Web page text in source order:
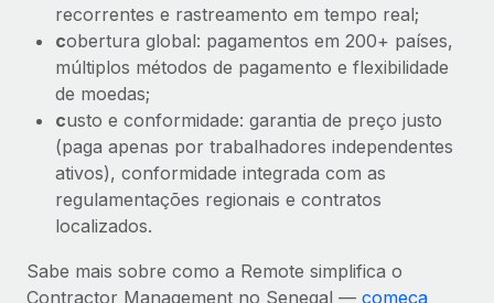
recorrentes e rastreamento em tempo real;
cobertura global: pagamentos em 200+ países,
múltiplos métodos de pagamento e flexibilidade
de moedas;
custo e conformidade: garantia de preço justo
(paga apenas por trabalhadores independentes
ativos), conformidade integrada com as
regulamentações regionais e contratos
localizados.
Sabe mais sobre como a Remote simplifica o
Contractor Management no Senegal — começa